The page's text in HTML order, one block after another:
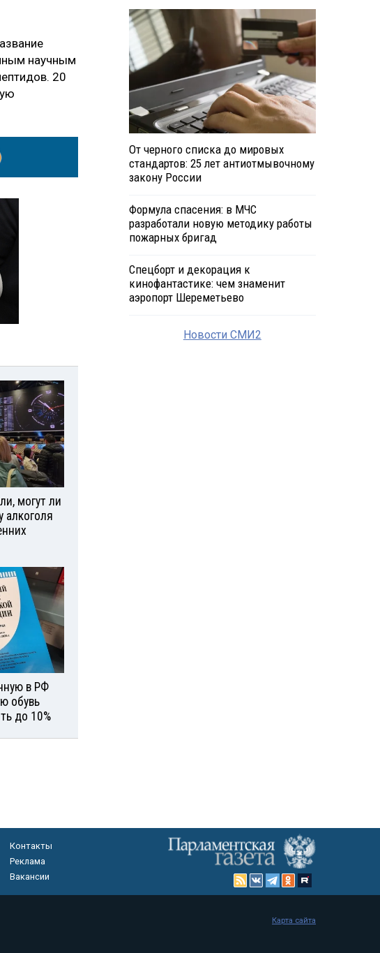
научным
20
могут ли
алкоголя
в РФ
обувь
до 10%
От черного списка до мировых
стандартов: 25 лет антиотмывочному
закону России
Формула спасения: в МЧС
разработали новую методику работы
пожарных бригад
Спецборт и декорация к
кинофантастике: чем знаменит
аэропорт Шереметьево
Новости СМИ2
Контакты
Реклама
Вакансии
Карта сайта